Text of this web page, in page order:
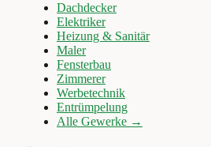
Dachdecker
Elektriker
Heizung & Sanitär
Maler
Fensterbau
Zimmerer
Werbetechnik
Entrümpelung
Alle Gewerke →